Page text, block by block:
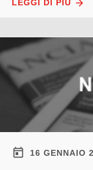
LEGGI DI PIÙ
16 GENNAIO